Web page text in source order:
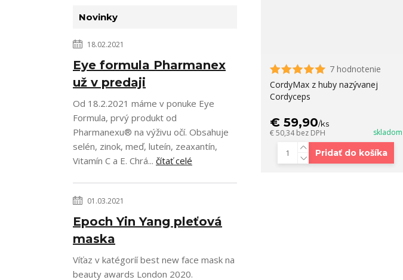
7 hodnotenie
CordyMax z huby nazývanej
Cordyceps
€ 59,90/ks
€ 50,34bez DPH skladom
Pridať do košíka
Novinky
18.02.2021
Eye formula Pharmanex
už v predaji
Od 18.2.2021 máme v ponuke Eye
Formula, prvý produkt od
Pharmanexu® na výživu očí. Obsahuje
selén, zinok, meď, luteín, zeaxantín,
Vitamín C a E. Chrá... čítať celé
01.03.2021
Epoch Yin Yang pleťová
maska
Víťaz v katégoríí best new face mask na
beauty awards London 2020.